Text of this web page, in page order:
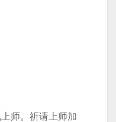
师。祈请上师加